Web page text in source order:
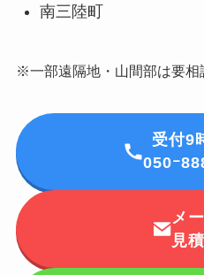
南三陸町
※一部遠隔地・山間部は要相
受付9
050ｰ
メ
見